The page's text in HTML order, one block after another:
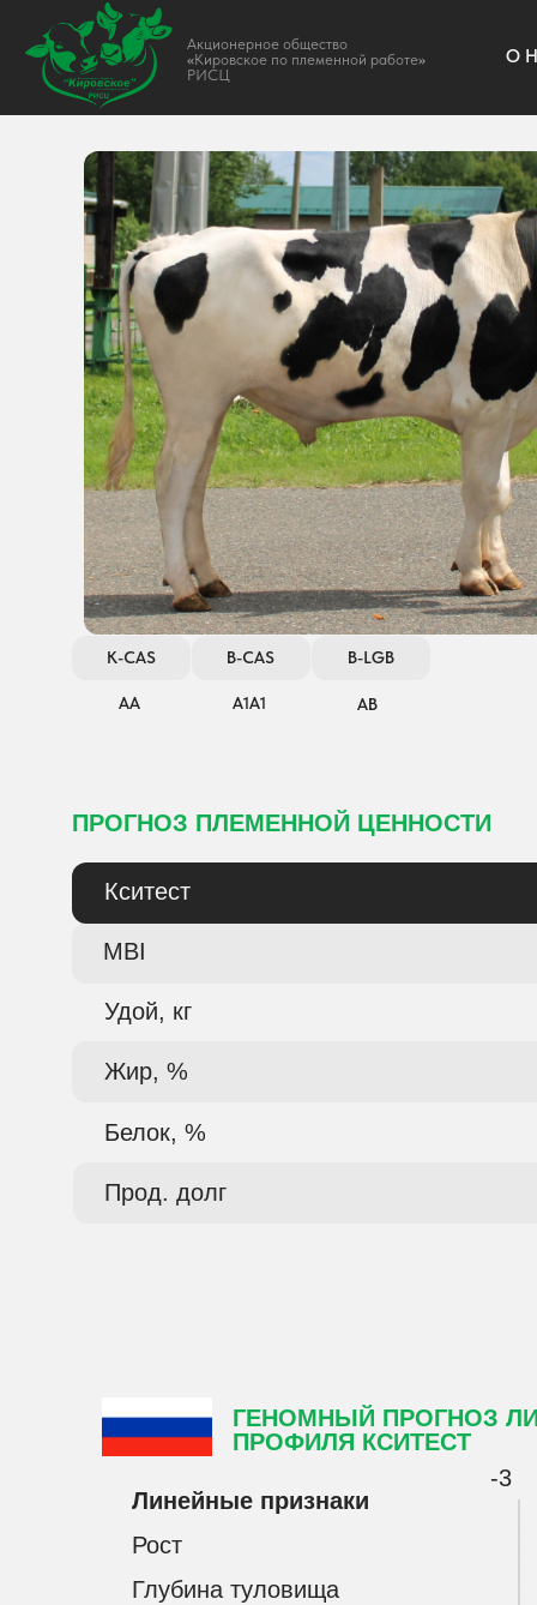
О НАС
Акционерное общество
Кировское по племенной работе»
РИСЦ
ГЕНОМНЫЙ ПРОГНОЗ
ПРОФИЛЯ КСИТЕСТ
ПРОГНОЗ ПЛЕМЕННОЙ ЦЕННОСТИ
B-LGB
АВ
А1А1
АА
B-CAS
K-CAS
Линейные признаки
Рост
Глубина туловища
-3
Прод. долг
Белок, %
Жир, %
Удой, кг
MBI
Кситест